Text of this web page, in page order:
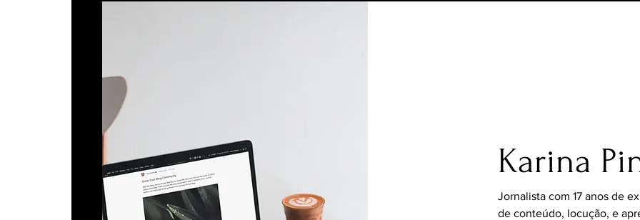
Karina
Jornalista com 17 anos de
de conteúdo, locução, e